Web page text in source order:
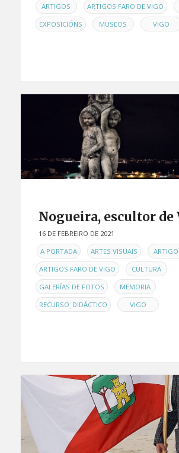
ARTIGOS , ARTIGOS FARO DE VIGO ,
EXPOSICIÓNS , MUSEOS , VIGO
Nogueira, escultor de
16 DE FEBREIRO DE 2021
ENA PORTADA , ARTES VISUAIS ,
ARTIGOS FARO DE VIGO , CULTURA ,
GALERÍAS DE FOTOS , MEMORIA ,
RECURSO_DIDÁCTICO , VIGO